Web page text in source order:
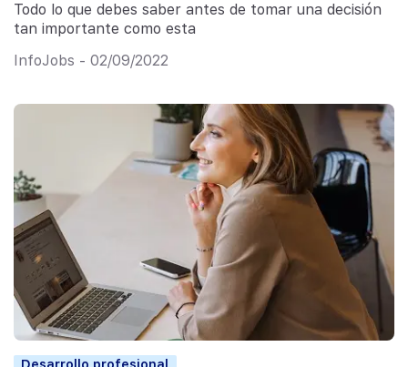
Todo lo que debes saber antes de tomar una decisión
tan importante como esta
InfoJobs - 02/09/2022
Desarrollo profesional